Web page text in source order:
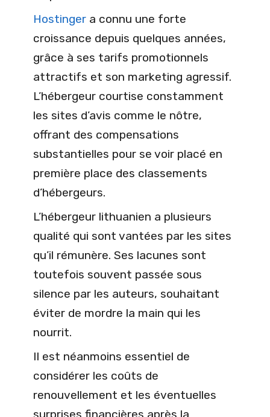
Hostinger a connu une forte
croissance depuis quelques années,
grâce à ses tarifs promotionnels
attractifs et son marketing agressif.
L’hébergeur courtise constamment
les sites d’avis comme le nôtre,
offrant des compensations
substantielles pour se voir placé en
première place des classements
d’hébergeurs.
L’hébergeur lithuanien a plusieurs
qualité qui sont vantées par les sites
qu’il rémunère. Ses lacunes sont
toutefois souvent passée sous
silence par les auteurs, souhaitant
éviter de mordre la main qui les
nourrit.
Il est néanmoins essentiel de
considérer les coûts de
renouvellement et les éventuelles